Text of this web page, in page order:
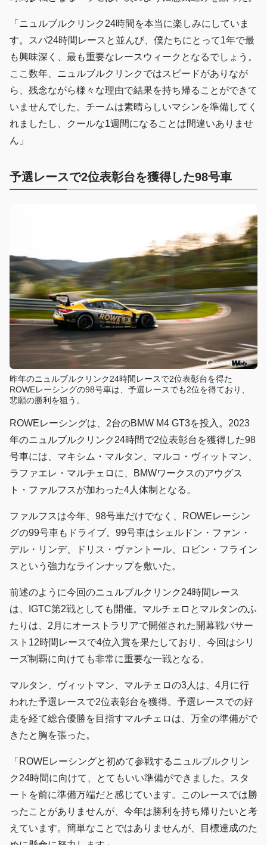
「ニュルブルクリンク24時間を本当に楽しみにしていま
す。スパ24時間レースと並んび、僕たちにとって1年で最
も興味深く、最も重要なレースウィークとなるでしょう。
ここ数年、ニュルブルクリンクではスピードがありなが
ら、残念ながら様々な理由で結果を持ち帰ることができて
いませんでした。チームは素晴らしいマシンを準備してく
れましたし、クールな1週間になることは間違いありませ
ん」
予選レースで2位表彰台を獲得した98号車
昨年のニュルブルクリンク24時間レースで2位表彰台を得た
ROWEレーシングの98号車は、予選レースでも2位を得ており、
悲願の勝利を狙う。
ROWEレーシングは、2台のBMW M4 GT3を投入。2023
年のニュルブルクリンク24時間で2位表彰台を獲得した98
号車には、マキシム・マルタン、マルコ・ヴィットマン、
ラファエレ・マルチェロに、BMWワークスのアウグス
ト・ファルフスが加わった4人体制となる。
ファルフスは今年、98号車だけでなく、ROWEレーシン
グの99号車もドライブ。99号車はシェルドン・ファン・
デル・リンデ、ドリス・ヴァントール、ロビン・フライン
スという強力なラインナップを敷いた。
前述のように今回のニュルブルクリンク24時間レース
は、IGTC第2戦としても開催。マルチェロとマルタンのふ
たりは、2月にオーストラリアで開催された開幕戦バサー
スト12時間レースで4位入賞を果たしており、今回はシリ
ーズ制覇に向けても非常に重要な一戦となる。
マルタン、ヴィットマン、マルチェロの3人は、4月に行
われた予選レースで2位表彰台を獲得。予選レースでの好
走を経て総合優勝を目指すマルチェロは、万全の準備がで
きたと胸を張った。
「ROWEレーシングと初めて参戦するニュルブルクリン
ク24時間に向けて、とてもいい準備ができました。スタ
ートを前に準備万端だと感じています。このレースでは勝
ったことがありませんが、今年は勝利を持ち帰りたいと考
えています。簡単なことではありませんが、目標達成のた